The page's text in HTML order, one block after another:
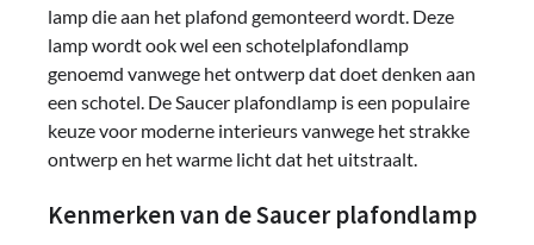
lamp die aan het plafond gemonteerd wordt. Deze
lamp wordt ook wel een schotelplafondlamp
genoemd vanwege het ontwerp dat doet denken aan
een schotel. De Saucer plafondlamp is een populaire
keuze voor moderne interieurs vanwege het strakke
ontwerp en het warme licht dat het uitstraalt.
Kenmerken van de Saucer plafondlamp